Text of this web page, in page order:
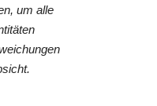
um alle